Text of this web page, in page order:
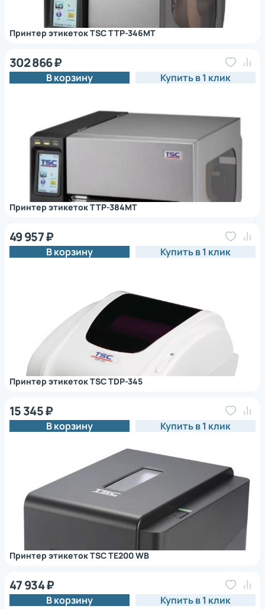
Принтер этикеток TSC TTP-346MT
Принтер этикеток TTP-384MT
302 866 ₽
В корзину Купить в 1 клик
Принтер этикеток TSC TDP-345
49 957 ₽
В корзину Купить в 1 клик
Принтер этикеток TSC TE200 WB
15 345 ₽
В корзину Купить в 1 клик
47 934 ₽
В корзину Купить в 1 клик